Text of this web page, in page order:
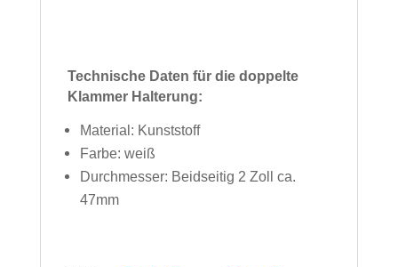
Technische Daten für die doppelte
Klammer Halterung:
Material: Kunststoff
Farbe: weiß
Durchmesser: Beidseitig 2 Zoll ca.
47mm